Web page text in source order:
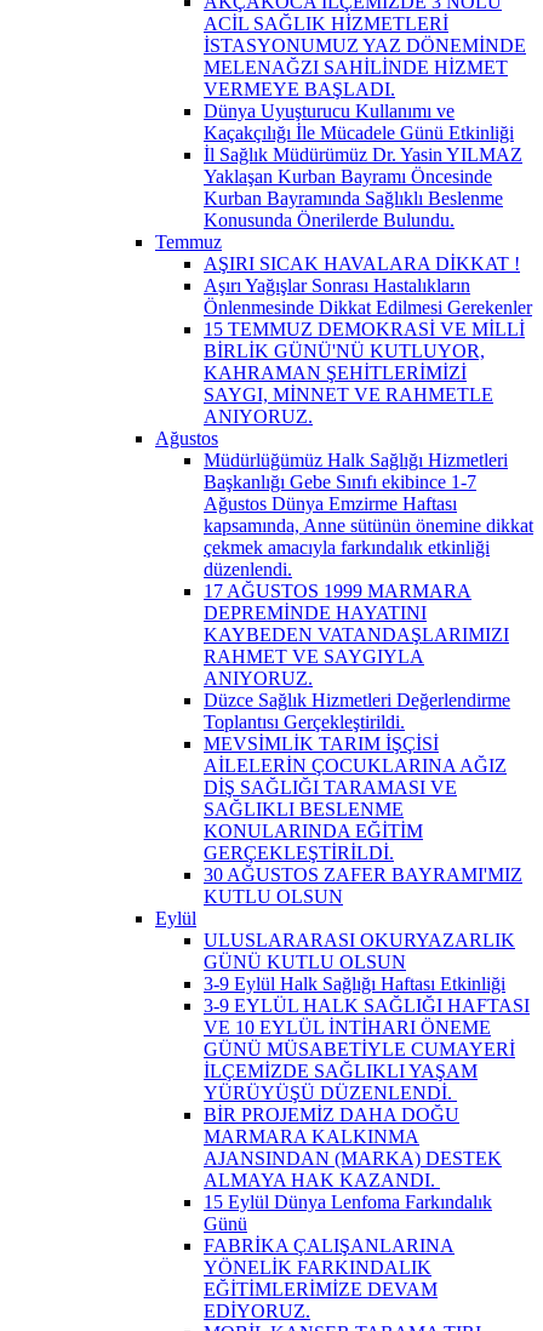
ACİL SAĞLIK HİZMETLERİ
İSTASYONUMUZ YAZ DÖNEMİNDE
MELENAĞZI SAHİLİNDE HİZMET
VERMEYE BAŞLADI.
Dünya Uyuşturucu Kullanımı ve
Kaçakçılığı İle Mücadele Günü Etkinliği
İl Sağlık Müdürümüz Dr. Yasin YILMAZ
Yaklaşan Kurban Bayramı Öncesinde
Kurban Bayramında Sağlıklı Beslenme
Konusunda Önerilerde Bulundu.
Temmuz
AŞIRI SICAK HAVALARA DİKKAT !
Aşırı Yağışlar Sonrası Hastalıkların
Önlenmesinde Dikkat Edilmesi Gerekenler
15 TEMMUZ DEMOKRASİ VE MİLLİ
BİRLİK GÜNÜ'NÜ KUTLUYOR,
KAHRAMAN ŞEHİTLERİMİZİ
SAYGI, MİNNET VE RAHMETLE
ANIYORUZ.
Ağustos
Müdürlüğümüz Halk Sağlığı Hizmetleri
Başkanlığı Gebe Sınıfı ekibince 1-7
Ağustos Dünya Emzirme Haftası
kapsamında, Anne sütünün önemine dikkat
çekmek amacıyla farkındalık etkinliği
düzenlendi.
17 AĞUSTOS 1999 MARMARA
DEPREMİNDE HAYATINI
KAYBEDEN VATANDAŞLARIMIZI
RAHMET VE SAYGIYLA
ANIYORUZ.
Düzce Sağlık Hizmetleri Değerlendirme
Toplantısı Gerçekleştirildi.
MEVSİMLİK TARIM İŞÇİSİ
AİLELERİN ÇOCUKLARINA AĞIZ
DİŞ SAĞLIĞI TARAMASI VE
SAĞLIKLI BESLENME
KONULARINDA EĞİTİM
GERÇEKLEŞTİRİLDİ.
30 AĞUSTOS ZAFER BAYRAMI'MIZ
KUTLU OLSUN
Eylül
ULUSLARARASI OKURYAZARLIK
GÜNÜ KUTLU OLSUN
3-9 Eylül Halk Sağlığı Haftası Etkinliği
3-9 EYLÜL HALK SAĞLIĞI HAFTASI
VE 10 EYLÜL İNTİHARI ÖNEME
GÜNÜ MÜSABETİYLE CUMAYERİ
İLÇEMİZDE SAĞLIKLI YAŞAM
YÜRÜYÜŞÜ DÜZENLENDİ. ​
BİR PROJEMİZ DAHA DOĞU
MARMARA KALKINMA
AJANSINDAN (MARKA) DESTEK
ALMAYA HAK KAZANDI. ​
15 Eylül Dünya Lenfoma Farkındalık
Günü
FABRİKA ÇALIŞANLARINA
YÖNELİK FARKINDALIK
EĞİTİMLERİMİZE DEVAM
EDİYORUZ.